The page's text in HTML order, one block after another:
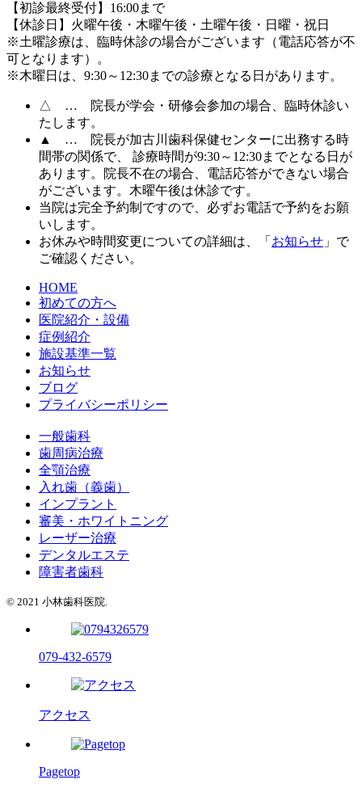
【初診最終受付】16:00まで
【休診日】火曜午後・木曜午後・土曜午後・日曜・祝日
※土曜診療は、臨時休診の場合がございます（電話応答が不
可となります）。
※木曜日は、9:30～12:30までの診療となる日があります。
△
… 院長が学会・研修会参加の場合、臨時休診い
たします。
▲
… 院長が加古川歯科保健センターに出務する時
間帯の関係で、 診療時間が9:30～12:30までとなる日が
あります。院長不在の場合、電話応答ができない場合
がございます。木曜午後は休診です。
当院は完全予約制ですので、必ずお電話で予約をお願
いします。
お休みや時間変更についての詳細は、「 お知らせ 」で
ご確認ください。
HOME
初めての方へ
医院紹介・設備
症例紹介
施設基準一覧
お知らせ
ブログ
プライバシーポリシー
一般歯科
歯周病治療
全顎治療
入れ歯（義歯）
インプラント
審美・ホワイトニング
レーザー治療
デンタルエステ
障害者歯科
© 2021 小林歯科医院.
079-432-6579
アクセス
Pagetop